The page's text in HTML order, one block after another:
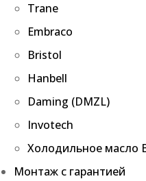
Trane
Embraco
Bristol
Hanbell
Daming (DMZL)
Invotech
Холодильное масло
Монтаж с гарантией